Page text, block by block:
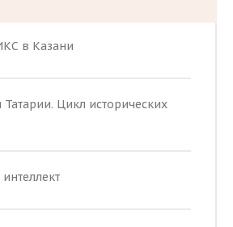
в Казани
Цикл исторических